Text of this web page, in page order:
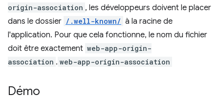
origin-association , les développeurs doivent le placer
dans le dossier /.well-known/ à la racine de
l'application. Pour que cela fonctionne, le nom du fichier
doit être exactement web-app-origin-
association . web-app-origin-association
Démo